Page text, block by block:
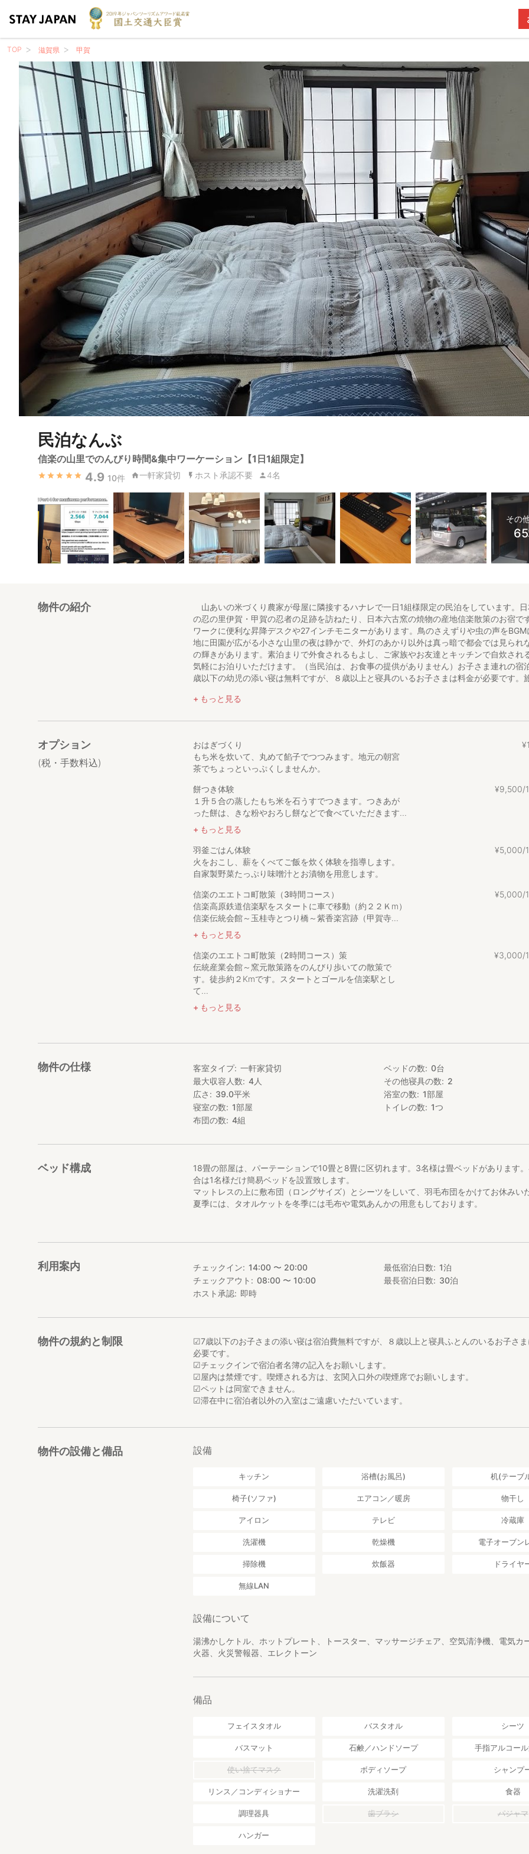
TOP 滋賀県 甲賀
民泊なんぶ
信楽の山里でのんびり時間&集中ワーケーション【1日1組限定】
4.9 10件 一軒家貸切 ホスト承認不要 4名
その
物件の紹介
山あいの米づくり農家が母屋に隣接するハナレで一日1組様限定の民泊をしています。
の忍の里伊賀・甲賀の忍者の足跡を訪ねたり、日本六古窯の焼物の産地信楽散策のお宿で
ワークに便利な昇降デスクや27インチモニターがあります。鳥のさえずりや虫の声をBGM
地に田園が広がる小さな山里の夜は静かで、外灯のあかり以外は真っ暗で都会では見られ
の輝きがあります。素泊まりで外食されるもよし、ご家族やお友達とキッチンで自炊され
気軽にお泊りいただけます。（当民泊は、お食事の提供がありません）お子さま連れの宿
歳以下の幼児の添い寝は無料ですが、８歳以上と寝具のいるお子さまは料金が必要です。
炊飯されない時は、お持ち帰りくださいませ。なお、信楽高原鐡道信楽駅までの送迎の必
【アクセス】
🚌最寄り駅は信楽高原鐡道信楽駅 信楽駅から甲賀市コミュニティバスの宮尻行きに乗り
山バス停下車 徒歩3分
🚙国道307号杉山交差点から県道5号木津方向に入り1㎞2分
🚙新名神信楽ICから11㎞18分、名阪国道壬生野ICから21㎞30分、京滋バイパス笠取ICから
【周辺施設】
㎞12分、県立陶芸の森まで7.4㎞15分、MIHOミュージアムまで9㎞20分、信楽温泉多羅尾
㎞18分、紫香楽宮跡まで11㎞18分、伊賀の里モクモクファームまで15㎞25分、甲賀流リア
で22㎞30分、宇治平等院まで26㎞35分、浜大津港まで30㎞40分、東大寺大仏殿まで34㎞
立琵琶湖博物館35㎞50分、ひらかたパークまで35㎞60分、清水寺まで41㎞1時間15分、
まで66㎞1時間25分
🚙セブンイレブンまで2㎞4分、フレンドマート平和堂まで5㎞10分
【飲食】
🚙喫茶すぎやま1㎞4分、ポークレストランSORAまで2㎞5分、黒田園まで3.5㎞7分、レス
こまで5㎞10分
もっと見る
オプション
(税・手数料込)
おはぎづくり
もち米を炊いて、丸めて餡子でつつみます。地元の朝宮
茶でちょっといっぷくしませんか。
¥1
餅つき体験
１升５合の蒸したもち米を石うすでつきます。つきあが
った餅は、きな粉やおろし餅などで食べていただきます...
もっと見る
¥9,500/
羽釜ごはん体験
火をおこし、薪をくべてご飯を炊く体験を指導します。
自家製野菜たっぷり味噌汁とお漬物を用意します。
¥5,000/
信楽のエエトコ町散策（3時間コース）
信楽高原鉄道信楽駅をスタートに車で移動（約２２Ｋm）
信楽伝統会館～玉桂寺とつり橋～紫香楽宮跡（甲賀寺...
もっと見る
¥5,000/
信楽のエエトコ町散策（2時間コース）策
伝統産業会館～窯元散策路をのんびり歩いての散策で
す。徒歩約２Kmです。スタートとゴールを信楽駅とし
て...
もっと見る
¥3,000/
物件の仕様 客室タイプ 一軒家貸切
最大収容人数
4人
広さ
39.0平米
寝室の数
1部屋
布団の数
4組
ベッドの数 0台
その他寝具の数
2
浴室の数
1部屋
トイレの数
1つ
ベッド構成
18畳の部屋は、パーテーションで10畳と8畳に区切れます。3名様は畳ベッドがあります
合は1名様だけ簡易ベッドを設置致します。
マットレスの上に敷布団（ロングサイズ）とシーツをしいて、羽毛布団をかけてお休みい
夏季には、タオルケットを冬季には毛布や電気あんかの用意もしております。
利用案内 チェックイン
14:00 〜 20:00
チェックアウト
08:00 〜 10:00
ホスト承認
即時
最低宿泊日数 1泊
最長宿泊日数
30泊
物件の規約と制限
☑7歳以下のお子さまの添い寝は宿泊費無料ですが、８歳以上と寝具ふとんのいるお子さ
必要です。
☑チェックインで宿泊者名簿の記入をお願いします。
☑屋内は禁煙です。喫煙される方は、玄関入口外の喫煙席でお願いします。
☑ペットは同室できません。
☑滞在中に宿泊者以外の入室はご遠慮いただいています。
物件の設備と備品 設備
キッチン 浴槽(お風呂) 机(テーブ
椅子(ソファ) エアコン／暖房 物干し
アイロン テレビ 冷蔵庫
洗濯機 乾燥機 電子オーブン
掃除機 炊飯器 ドライヤ
無線LAN
設備について
湯沸かしケトル、ホットプレート、トースター、マッサージチェア、空気清浄機、電気カ
火器、火災警報器、エレクトーン
備品
フェイスタオル バスタオル シーツ
バスマット 石鹸／ハンドソープ 手指アルコー
使い捨てマスク ボディソープ シャンプ
リンス／コンディショナー 洗濯洗剤 食器
調理器具 歯ブラシ パジャマ
ハンガー